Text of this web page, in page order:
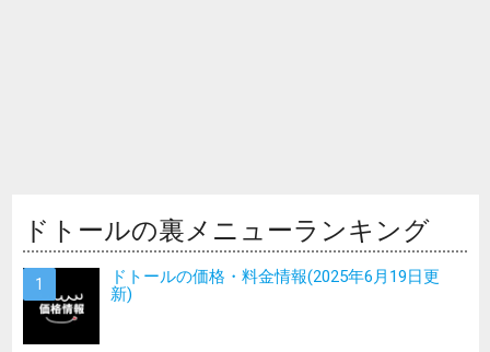
ドトールの裏メニューランキング
ドトールの価格・料金情報(2025年6月19日更
新)